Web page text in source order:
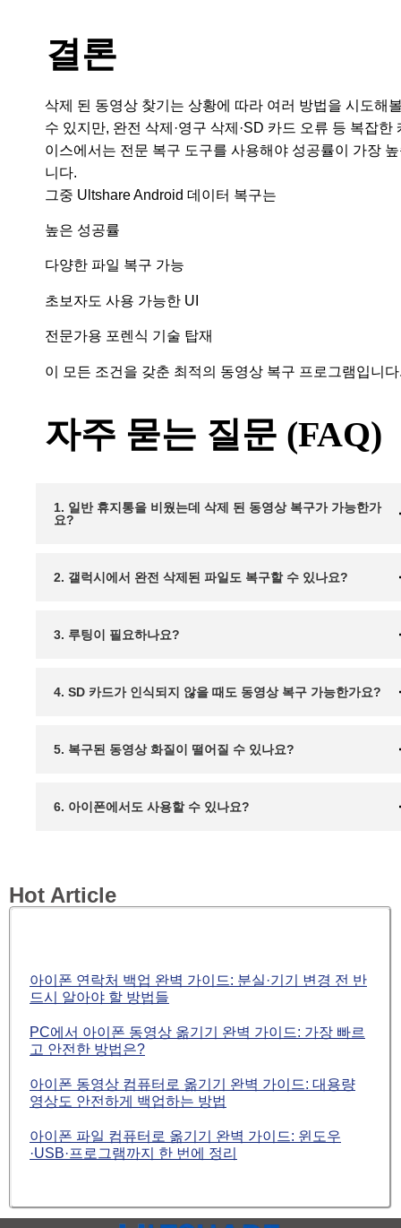
결론
삭제 된 동영상 찾기는 상황에 따라 여러 방법을 시도해
수 있지만, 완전 삭제·영구 삭제·SD 카드 오류 등 복잡한
이스에서는 전문 복구 도구를 사용해야 성공률이 가장
니다.
그중 Ultshare Android 데이터 복구는
높은 성공률
다양한 파일 복구 가능
초보자도 사용 가능한 UI
전문가용 포렌식 기술 탑재
이 모든 조건을 갖춘 최적의 동영상 복구 프로그램입니
자주 묻는 질문 (FAQ)
1. 일반 휴지통을 비웠는데 삭제 된 동영상 복구가 가능한가
요?
2. 갤럭시에서 완전 삭제된 파일도 복구할 수 있나요?
3. 루팅이 필요하나요?
4. SD 카드가 인식되지 않을 때도 동영상 복구 가능한가요?
5. 복구된 동영상 화질이 떨어질 수 있나요?
6. 아이폰에서도 사용할 수 있나요?
Hot Article
아이폰 연락처 백업 완벽 가이드: 분실·기기 변경 전 반
드시 알아야 할 방법들
PC에서 아이폰 동영상 옮기기 완벽 가이드: 가장 빠르
고 안전한 방법은?
아이폰 동영상 컴퓨터로 옮기기 완벽 가이드: 대용량
영상도 안전하게 백업하는 방법
아이폰 파일 컴퓨터로 옮기기 완벽 가이드: 윈도우
·USB·프로그램까지 한 번에 정리